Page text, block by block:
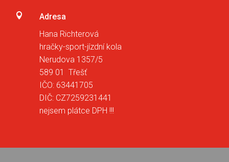

Adresa
Hana Richterová
hračky-sport-jízdní kola
Nerudova 1357/5
589 01 Třešť
IČO: 63441705
DIČ: CZ7259231441
nejsem plátce DPH !!!